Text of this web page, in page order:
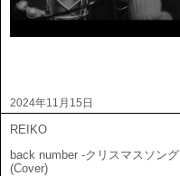
2024年11月15日
REIKO
back number -クリスマスソング
(Cover)